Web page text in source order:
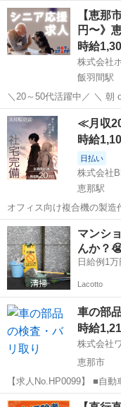
がとうございます▼・ω・▽ ＼ 安定した収入としっかりと休日取
職場 / 交替勤務で時給1300円! GW・夏季休暇・年末年始は休みたい!
だから...
岐阜 恵那市 武並駅
【恵那
円〜》
時給
株式会社
飯羽間駅
＼20～50代活躍中／ ＼ 朝 or 夕方の時間を有効活用♪ 家事の延長でで
きる食事サポート / 【職種】 介護施設での配膳・食事の介助 【オスス
メポイント】 ◎1日2〜3時
の...
岐阜 恵那市 飯羽
≪月収
時給
日払い
株式会社
恵那駅
オフィス向け複合機の製
寮完備！赴任旅費会社負
円～格安食堂利用可！社
市》 人気の工場のお仕事
岐阜 恵那市
マンシ
んか？
Lacotto
車の部
時給
株式会社
恵那市
【求人No.HP0099】 ■自動車部品の検査・バリ取り等の軽作業 ・機械
で出来上がった製品の目視
岐阜 恵那市 工場